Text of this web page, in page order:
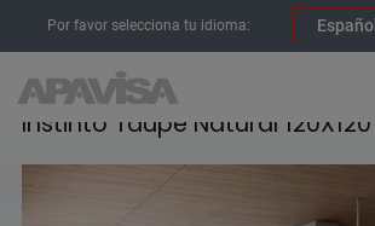
Por favor selecciona tu idioma: Español
Instinto Taupe Natural 120X120